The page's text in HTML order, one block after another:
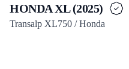
HONDA XL (2025)
Transalp XL750 / Honda